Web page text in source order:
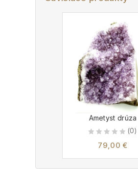
Ametyst drúza
(0)
79,00 €